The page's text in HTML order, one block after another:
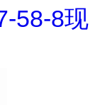
58-8现